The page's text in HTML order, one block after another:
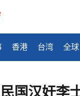
香港 台湾 全球
国汉奸李